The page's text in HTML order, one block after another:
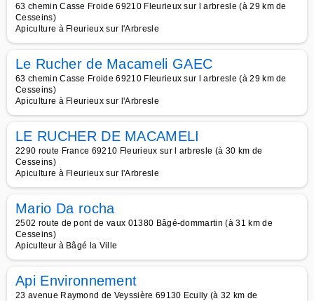
63 chemin Casse Froide 69210 Fleurieux sur l arbresle (à 29 km de
Cesseins)
Apiculture à Fleurieux sur l'Arbresle
Le Rucher de Macameli GAEC
63 chemin Casse Froide 69210 Fleurieux sur l arbresle (à 29 km de
Cesseins)
Apiculture à Fleurieux sur l'Arbresle
LE RUCHER DE MACAMELI
2290 route France 69210 Fleurieux sur l arbresle (à 30 km de
Cesseins)
Apiculture à Fleurieux sur l'Arbresle
Mario Da rocha
2502 route de pont de vaux 01380 Bâgé-dommartin (à 31 km de
Cesseins)
Apiculteur à Bâgé la Ville
Api Environnement
23 avenue Raymond de Veyssière 69130 Ecully (à 32 km de